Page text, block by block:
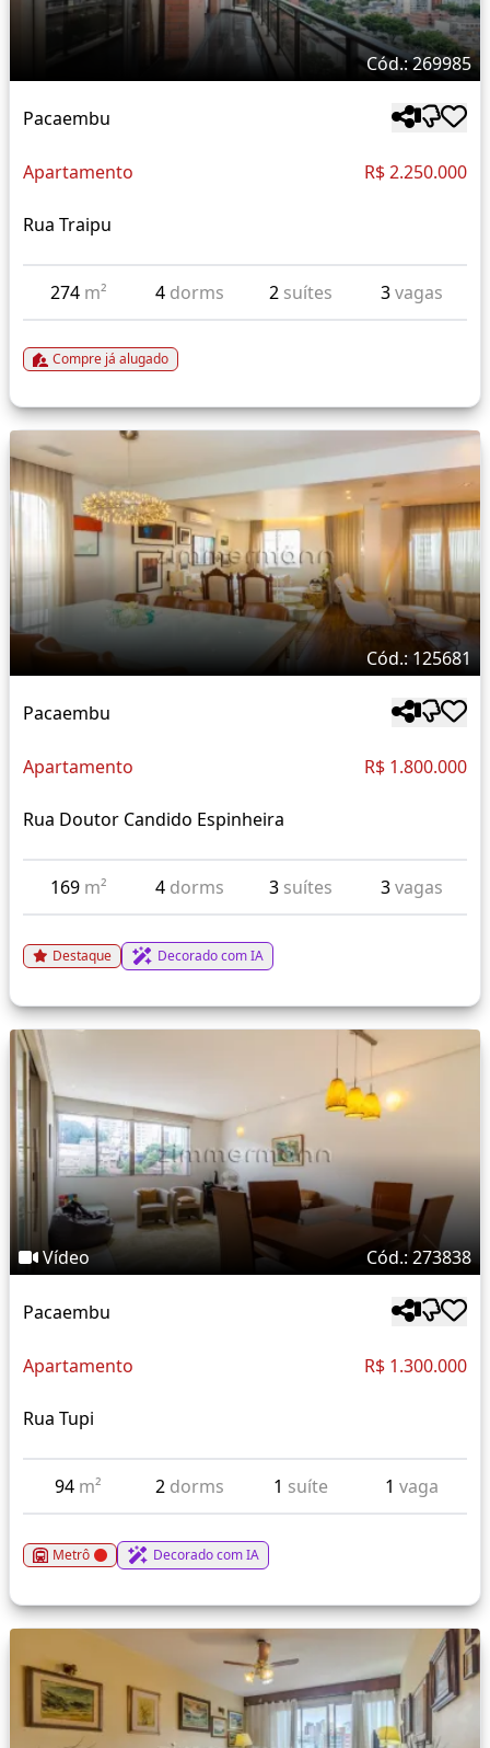
Cód.: 269985
Pacaembu
Apartamento R$ 2.250.000
Rua Traipu
274 m² 4 dorms 2 suítes 3vagas
Compre já alugado
Cód.: 125681
Pacaembu
Apartamento R$ 1.800.000
Rua Doutor Candido Espinheira
169 m² 4 dorms 3 suítes 3vagas
Destaque Decorado com IA
Vídeo Cód.: 273838
Pacaembu
Apartamento R$ 1.300.000
Rua Tupi
94 m² 2 dorms 1 suíte 1 vaga
Metrô Decorado com IA